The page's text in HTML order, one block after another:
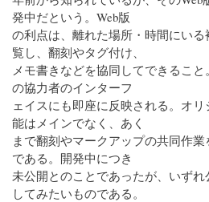
発中だという。Web版
の利点は、離れた場所・時間にい
覧し、翻刻やタグ付け、
メモ書きなどを協同してできるこ
の協力者のインターフ
ェイスにも即座に反映される。オ
能はメインでなく、あく
まで翻刻やマークアップの共同作
である。開発中につき
未公開とのことであったが、いず
してみたいものである。